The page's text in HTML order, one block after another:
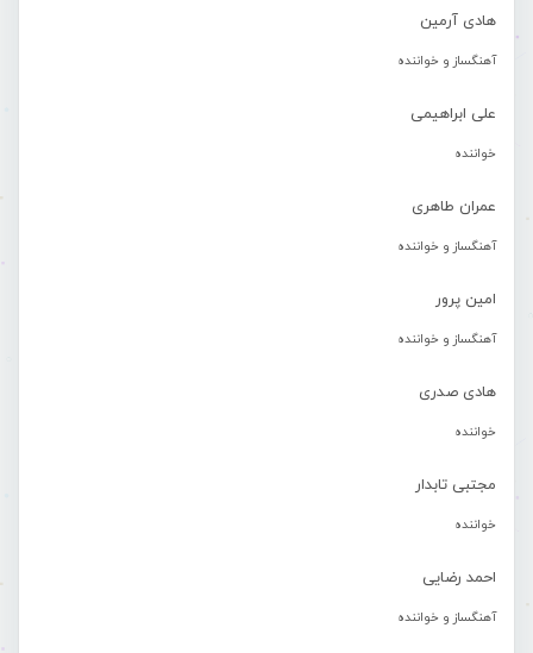
هادی آرمین
آهنگساز و خواننده
علی ابراهیمی
خواننده
عمران طاهری
آهنگساز و خواننده
امین پرور
آهنگساز و خواننده
هادی صدری
خواننده
مجتبی تابدار
خواننده
احمد رضایی
آهنگساز و خواننده